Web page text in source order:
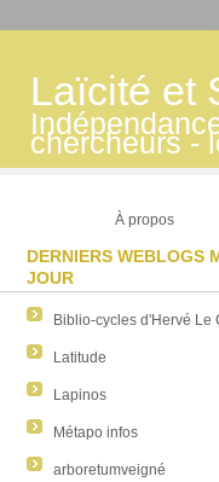
Laïcité et
chercheurs -
À propos
DERNIERS WEBLOGS
JOUR
Biblio-cycles d'Hervé Le
Latitude
Lapinos
Métapo infos
arboretumveigné